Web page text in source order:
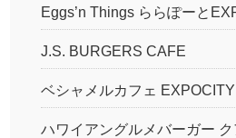
Eggs’n Things ららぽーと
J.S. BURGERS CAFE
ベシャメルカフェ EXPOCITY
ハワイアングルメバーガー